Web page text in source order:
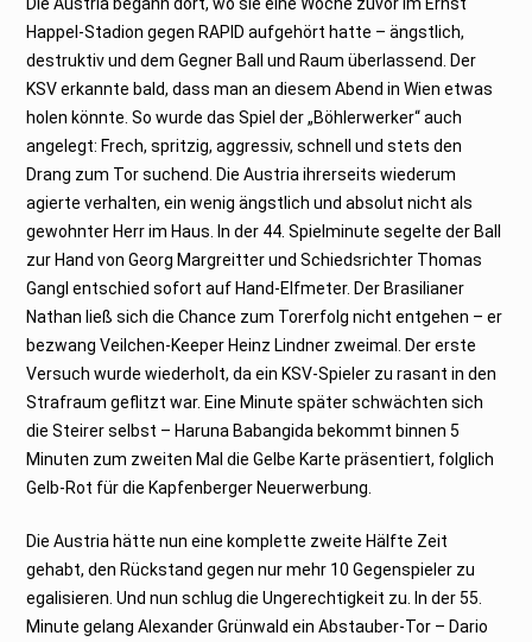
Happel-Stadion gegen RAPID aufgehört hatte – ängstlich,
destruktiv und dem Gegner Ball und Raum überlassend. Der
KSV erkannte bald, dass man an diesem Abend in Wien etwas
holen könnte. So wurde das Spiel der „Böhlerwerker“ auch
angelegt: Frech, spritzig, aggressiv, schnell und stets den
Drang zum Tor suchend. Die Austria ihrerseits wiederum
agierte verhalten, ein wenig ängstlich und absolut nicht als
gewohnter Herr im Haus. In der 44. Spielminute segelte der Ball
zur Hand von Georg Margreitter und Schiedsrichter Thomas
Gangl entschied sofort auf Hand-Elfmeter. Der Brasilianer
Nathan ließ sich die Chance zum Torerfolg nicht entgehen – er
bezwang Veilchen-Keeper Heinz Lindner zweimal. Der erste
Versuch wurde wiederholt, da ein KSV-Spieler zu rasant in den
Strafraum geflitzt war. Eine Minute später schwächten sich
die Steirer selbst – Haruna Babangida bekommt binnen 5
Minuten zum zweiten Mal die Gelbe Karte präsentiert, folglich
Gelb-Rot für die Kapfenberger Neuerwerbung.
Die Austria hätte nun eine komplette zweite Hälfte Zeit
gehabt, den Rückstand gegen nur mehr 10 Gegenspieler zu
egalisieren. Und nun schlug die Ungerechtigkeit zu. In der 55.
Minute gelang Alexander Grünwald ein Abstauber-Tor – Dario